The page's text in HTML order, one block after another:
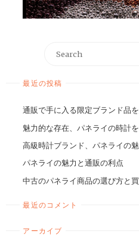
最近の投稿
通販で手に入る限定ブランド品
魅力的な存在、パネライの時計
高級時計ブランド、パネライの
パネライの魅力と通販の利点
中古のパネライ商品の選び方と
最近のコメント
アーカイブ